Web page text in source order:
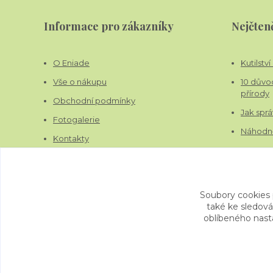
Informace pro zákazníky
O Eniade
Vše o nákupu
Obchodní podmínky
Fotogalerie
Kontakty
10
přírody
Jak
Soubory
také ke
oblíbeného